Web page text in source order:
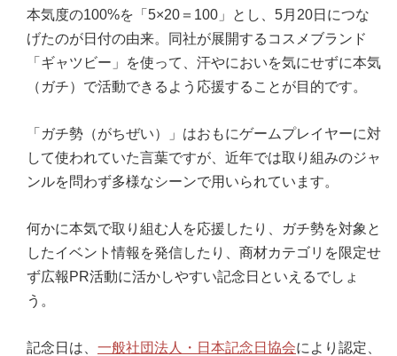
本気度の100%を「5×20＝100」とし、5月20日につな
げたのが日付の由来。同社が展開するコスメブランド
「ギャツビー」を使って、汗やにおいを気にせずに本気
（ガチ）で活動できるよう応援することが目的です。
「ガチ勢（がちぜい）」はおもにゲームプレイヤーに対
して使われていた言葉ですが、近年では取り組みのジャ
ンルを問わず多様なシーンで用いられています。
何かに本気で取り組む人を応援したり、ガチ勢を対象と
したイベント情報を発信したり、商材カテゴリを限定せ
ず広報PR活動に活かしやすい記念日といえるでしょ
う。
記念日は、 一般社団法人・日本記念日協会により認定、